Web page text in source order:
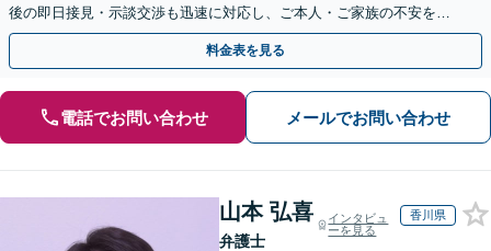
後の即日接見・示談交渉も迅速に対応し、ご本人・ご家族の不安を最
小限に抑えます。【初回相談可能】【WEB面談可能】
料金表を見る
電話でお問い合わせ メールでお問い合わせ
山本 弘喜
弁護士
インタビュ
ーを見る
香川県